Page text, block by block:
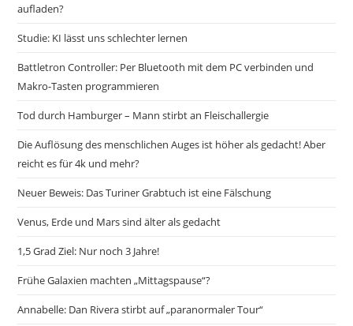
aufladen?
Studie: KI lässt uns schlechter lernen
Battletron Controller: Per Bluetooth mit dem PC verbinden und
Makro-Tasten programmieren
Tod durch Hamburger – Mann stirbt an Fleischallergie
Die Auflösung des menschlichen Auges ist höher als gedacht! Aber
reicht es für 4k und mehr?
Neuer Beweis: Das Turiner Grabtuch ist eine Fälschung
Venus, Erde und Mars sind älter als gedacht
1,5 Grad Ziel: Nur noch 3 Jahre!
Frühe Galaxien machten „Mittagspause“?
Annabelle: Dan Rivera stirbt auf „paranormaler Tour“